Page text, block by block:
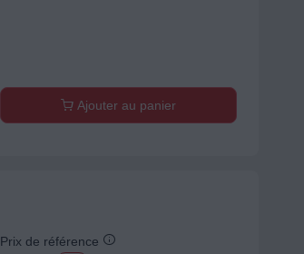
Ajouter au panier
Prix de référence